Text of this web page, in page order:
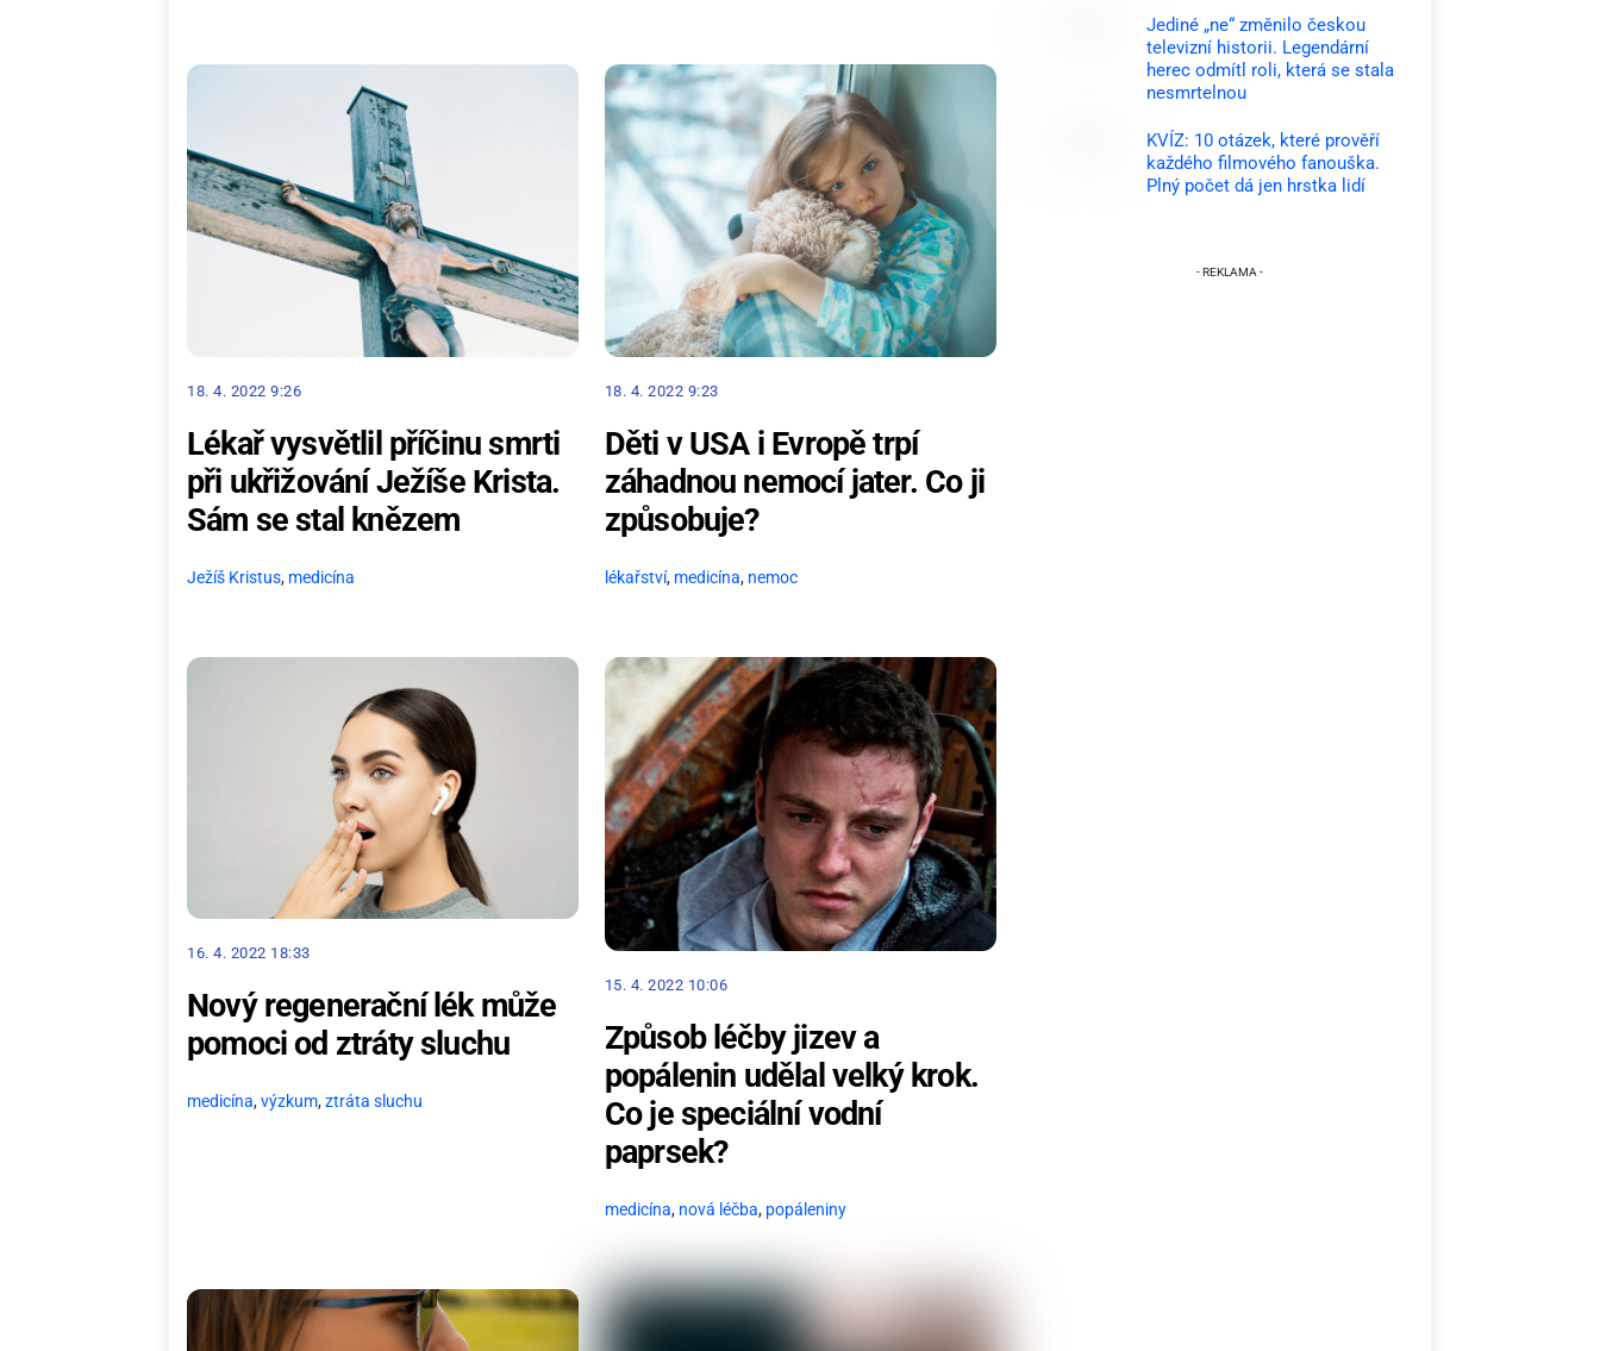
18. 4. 2022 9:26
Lékař vysvětlil příčinu smrti
při ukřižování Ježíše Krista.
Sám se stal knězem
Ježíš Kristus, medicína
18. 4. 2022 9:23
Děti v USA i Evropě trpí
záhadnou nemocí jater. Co ji
způsobuje?
lékařství, medicína, nemoc
16. 4. 2022 18:33
Nový regenerační lék může
pomoci od ztráty sluchu
medicína,výzkum,ztráta sluchu
15. 4. 2022 10:06
Způsob léčby jizev a
popálenin udělal velký krok.
Co je speciální vodní
paprsek?
medicína, nová léčba, popáleniny
Jediné „ne“ změnilo českou
televizní historii. Legendární
herec odmítl roli, která se stala
nesmrtelnou
KVÍZ: 10 otázek, které prověří
každého filmového fanouška.
Plný počet dá jen hrstka lidí